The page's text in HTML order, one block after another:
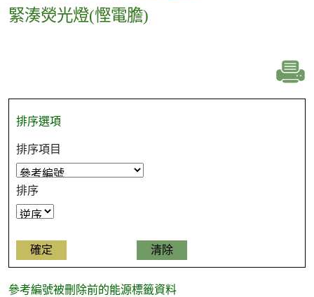
緊湊熒光燈(慳電膽)
排序選項
排序項目
排序
參考編號被刪除前的能源標籤資料